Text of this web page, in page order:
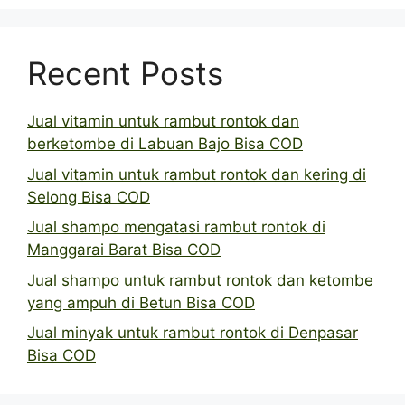
Recent Posts
Jual vitamin untuk rambut rontok dan
berketombe di Labuan Bajo Bisa COD
Jual vitamin untuk rambut rontok dan kering di
Selong Bisa COD
Jual shampo mengatasi rambut rontok di
Manggarai Barat Bisa COD
Jual shampo untuk rambut rontok dan ketombe
yang ampuh di Betun Bisa COD
Jual minyak untuk rambut rontok di Denpasar
Bisa COD